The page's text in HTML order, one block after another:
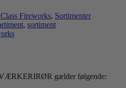
Fireworks, Sortimenter
, sortiment
gælder følgende: